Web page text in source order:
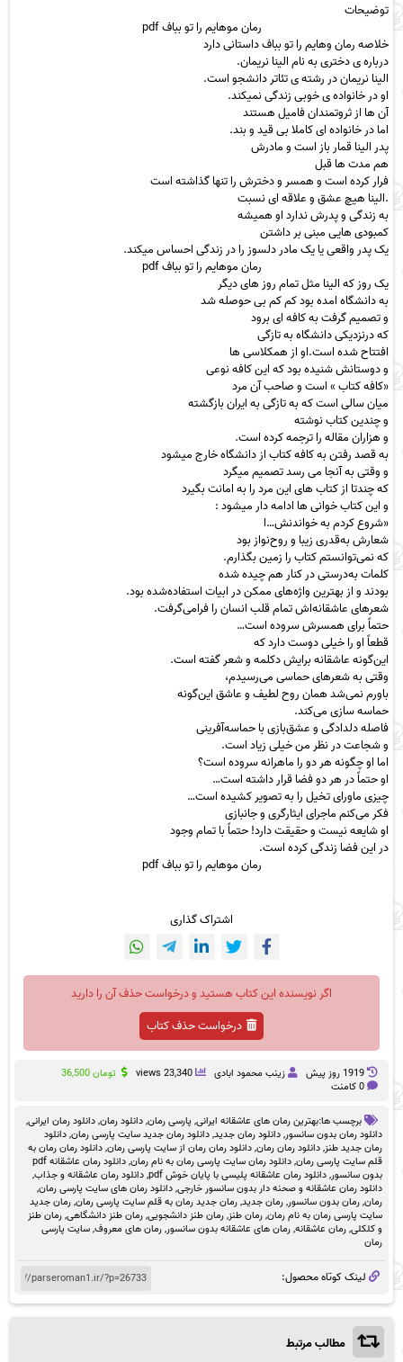
توضیحات
رمانموهایم را تو ببافpdf
خلاصه رمان وهایم را تو بباف داستانی دارد
درباره ی دختری به نام الینا نریمان.
الینا نریمان در رشته ی تئاتر دانشجو است.
او در خانواده ی خوبی زندگی نمیکند.
آن ها از ثروتمندان فامیل هستند
اما در خانواده ای کاملا بی قید و بند.
پدر الینا قمار باز است و مادرش
هم مدت ها قبل
فرار کرده است و همسر و دخترش را تنها گذاشته است
.الینا هیچ عشق و علاقه ای نسبت
به زندگی و پدرش ندارد او همیشه
کمبودی هایی مبنی بر داشتن
یک پدر واقعی یا یک مادر دلسوز را در زندگی احساس میکند.
رمان موهایم را تو بباف pdf
یک روز که الینا مثل تمام روز های دیگر
به دانشگاه امده بود کم کم بی حوصله شد
و تصمیم گرفت به کافه ای برود
که درنزدیکی دانشگاه به تازگی
افتتاح شده است.او از همکلاسی ها
و دوستانش شنیده بود که این کافه نوعی
«کافه کتاب » است و صاحب آن مرد
میان سالی است که به تازگی به ایران بازگشته
و چندین کتاب نوشته
و هزاران مقاله را ترجمه کرده است.
به قصد رفتن به کافه کتاب از دانشگاه خارج میشود
و وقتی به آنجا می رسد تصمیم میگرد
که چندتا از کتاب های این مرد را به امانت بگیرد
و این کتاب خوانی ها ادامه دار میشود :
«شروع کردم به خواندنش…ا
شعارش به‌قدری زیبا و روح‌نواز بود
که نمی‌توانستم کتاب را زمین بگذارم.
کلمات به‌درستی در کنار هم چیده شده
بودند و از بهترین واژه‌های ممکن در ابیات استفاده‌شده بود.
شعرهای عاشقانه‌اش تمام قلب انسان را فرامی‌گرفت.
حتماً برای همسرش سروده است…
قطعاً او را خیلی دوست دارد که
این‌گونه عاشقانه برایش دکلمه و شعر گفته است.
وقتی به شعرهای حماسی می‌رسیدم،
باورم نمی‌شد همان روح لطیف و عاشق این‌گونه
حماسه سازی می‌کند.
فاصله دلدادگی و عشق‌بازی با حماسه‌آفرینی
و شجاعت در نظر من خیلی زیاد است.
اما او چگونه هر دو را ماهرانه سروده است؟
او حتماً در هر دو فضا قرار داشته است…
چیزی ماورای تخیل را به تصویر کشیده است…
فکر می‌کنم ماجرای ایثارگری و جانبازی
او شایعه نیست و حقیقت دارد! حتماً با تمام وجود
در این فضا زندگی کرده است.
رمان موهایم را تو بباف pdf
اشتراک گذاری
اگر نویسنده این کتاب هستید و درخواست حذف آن را دارید
درخواست حذف کتاب
1919 روز پيش زینب محمود ابادی 23,340 views تومان36,500
0 کامنت
برچسب ها:بهترین رمان های عاشقانه ایرانی, پارسی رمان,دانلود رمان,دانلود رمان ایرانی,
دانلود رمان بدون سانسور,دانلود رمان جدید,دانلود رمان جدید سایت پارسی رمان,دانلود
رمان جدید طنز,دانلود رمان رمان,دانلود رمان رمان از سایت پارسی رمان,دانلود رمان رمان به
قلم سایت پارسی رمان,دانلود رمان سایت پارسی رمان به نام رمان,
دانلود رمان عاشقانه pdf
بدون سانسور,دانلود رمان عاشقانه پلیسی با پایان خوش pdf ,دانلود رمان عاشقانه و جذاب,
دانلود رمان عاشقانه و صحنه دار بدون سانسور خارجی,دانلود رمان های سایت پارسی رمان,
رمان,رمان بدون سانسور,رمان جدید,رمان جدید رمان به قلم سایت پارسی رمان,رمان جدید
سایت پارسی رمان به نام رمان,رمان طنز,رمان طنز دانشجویی,رمان طنز دانشگاهی,رمان طنز
و کلکلی,رمان عاشقانه,رمان های عاشقانه بدون سانسور,رمان های معروف,سایت پارسی
رمان
لینک کوتاه محصول:
مطالب مرتبط